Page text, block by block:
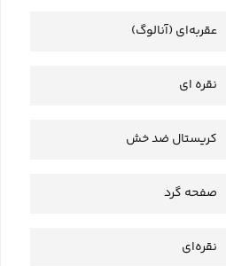
عقربه‌ای (آنالوگ)
نقره ای
کریستال ضد خش
صفحه گرد
نقره‌ای